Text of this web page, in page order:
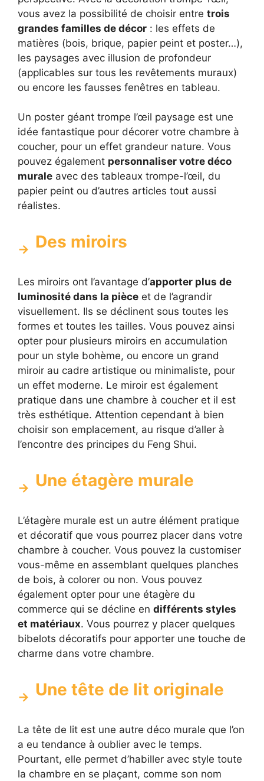
vous avez la possibilité de choisir entre trois
grandes familles de décor : les effets de
matières (bois, brique, papier peint et poster…),
les paysages avec illusion de profondeur
(applicables sur tous les revêtements muraux)
ou encore les fausses fenêtres en tableau.
Un poster géant trompe l’œil paysage est une
idée fantastique pour décorer votre chambre à
coucher, pour un effet grandeur nature. Vous
pouvez également personnaliser votre déco
murale avec des tableaux trompe-l’œil, du
papier peint ou d’autres articles tout aussi
réalistes.
Des miroirs
Les miroirs ont l’avantage d’apporter plus de
luminosité dans la pièce et de l’agrandir
visuellement. Ils se déclinent sous toutes les
formes et toutes les tailles. Vous pouvez ainsi
opter pour plusieurs miroirs en accumulation
pour un style bohème, ou encore un grand
miroir au cadre artistique ou minimaliste, pour
un effet moderne. Le miroir est également
pratique dans une chambre à coucher et il est
très esthétique. Attention cependant à bien
choisir son emplacement, au risque d’aller à
l’encontre des principes du Feng Shui.
Une étagère murale
L’étagère murale est un autre élément pratique
et décoratif que vous pourrez placer dans votre
chambre à coucher. Vous pouvez la customiser
vous-même en assemblant quelques planches
de bois, à colorer ou non. Vous pouvez
également opter pour une étagère du
commerce qui se décline en différents styles
et matériaux. Vous pourrez y placer quelques
bibelots décoratifs pour apporter une touche de
charme dans votre chambre.
Une tête de lit originale
La tête de lit est une autre déco murale que l’on
a eu tendance à oublier avec le temps.
Pourtant, elle permet d’habiller avec style toute
la chambre en se plaçant, comme son nom